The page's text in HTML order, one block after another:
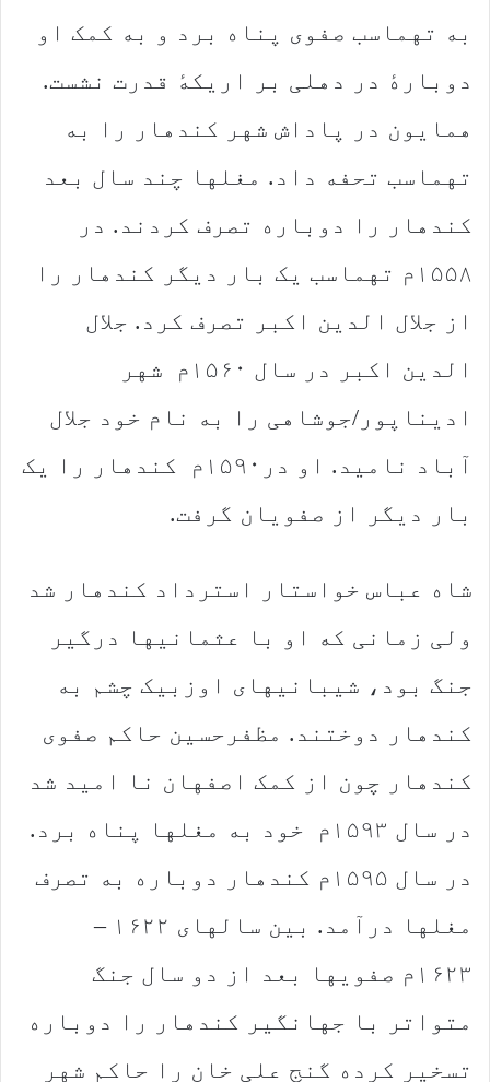
به تهماسب صفوی پناه برد و به کمک او
دوبارهٔ در دهلی بر اریکهٔ قدرت نشست.
همایون در پاداش شهر کندهار را به
تهماسب تحفه داد. مغلها چند سال بعد
کندهار را دوباره تصرف کردند. در
۱۵۵۸م تهماسب یک بار دیگر کندهار را
از جلال الدین اکبر تصرف کرد. جلال
الدین اکبر در سال ۱۵۶۰م شهر
ادیناپور/جوشاهی را به نام خود جلال
آباد نامید. او در۱۵۹۰م کندهار را یک
بار دیگر از صفویان گرفت.
شاه عباس خواستار استرداد کندهار شد
ولی زمانی که او با عثمانیها درگیر
جنگ بود، شیبانیهای اوزبیک چشم به
کندهار دوختند. مظفرحسین حاکم صفوی
کندهار چون از کمک اصفهان نا امید شد
در سال ۱۵۹۳م خود به مغلها پناه برد.
در سال ۱۵۹۵م کندهار دوباره به تصرف
مغلها درآمد. بین سالهای ۱۶۲۲ –
۱۶۲۳م صفویها بعد از دو سال جنگ
متواتر با جهانگیر کندهار را دوباره
تسخیر کرده گنج علی خان را حاکم شهر